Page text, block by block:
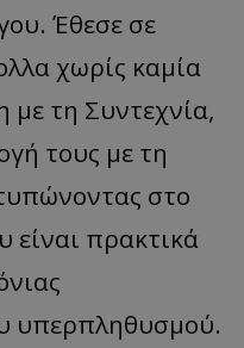
Έθεσε σε
χωρίς καμία
τη Συντεχνία,
τους με τη
στο
είναι πρακτικά
υπερπληθυσμού.